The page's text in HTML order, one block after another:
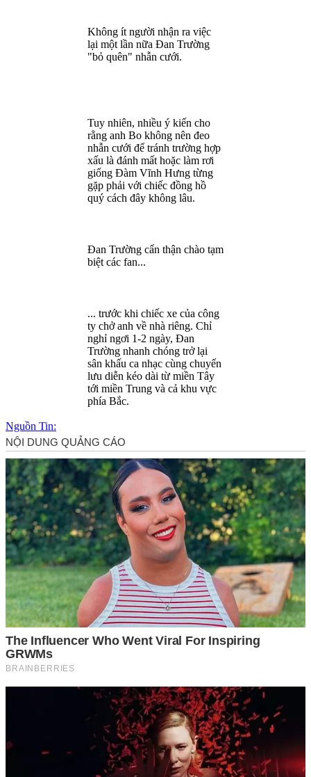
Không ít người nhận ra việc
lại một lần nữa Đan Trường
"bỏ quên" nhẫn cưới.
Tuy nhiên, nhiều ý kiến cho
rằng anh Bo không nên đeo
nhẫn cưới để tránh trường hợp
xấu là đánh mất hoặc làm rơi
giống Đàm Vĩnh Hưng từng
gặp phải với chiếc đồng hồ
quý cách đây không lâu.
Đan Trường cẩn thận chào tạm
biệt các fan...
... trước khi chiếc xe của công
ty chở anh về nhà riêng. Chỉ
nghỉ ngơi 1-2 ngày, Đan
Trường nhanh chóng trở lại
sân khấu ca nhạc cùng chuyến
lưu diễn kéo dài từ miền Tây
tới miền Trung và cả khu vực
phía Bắc.
Nguồn Tin: